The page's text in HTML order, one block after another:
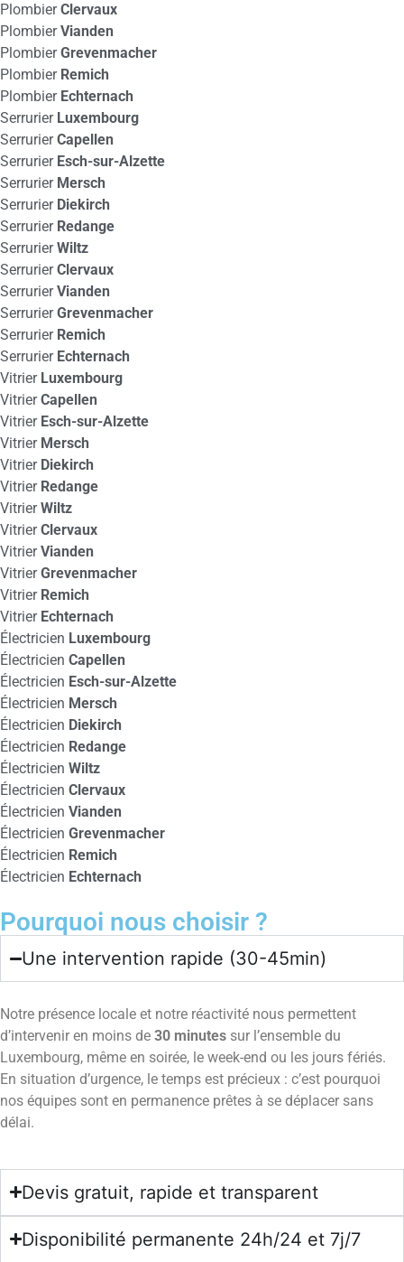
PlombierClervaux
PlombierVianden
PlombierGrevenmacher
Plombier Remich
Plombier Echternach
Serrurier Luxembourg
SerrurierCapellen
Serrurier Esch-sur-Alzette
Serrurier Mersch
Serrurier Diekirch
Serrurier Redange
SerrurierWiltz
SerrurierClervaux
SerrurierVianden
SerrurierGrevenmacher
Serrurier Remich
Serrurier Echternach
Vitrier Luxembourg
VitrierCapellen
Vitrier Esch-sur-Alzette
Vitrier Mersch
Vitrier Diekirch
Vitrier Redange
VitrierWiltz
VitrierClervaux
VitrierVianden
VitrierGrevenmacher
Vitrier Remich
Vitrier Echternach
Électricien Luxembourg
Électricien Capellen
Électricien Esch-sur-Alzette
Électricien Mersch
Électricien Diekirch
Électricien Redange
Électricien Wiltz
Électricien Clervaux
Électricien Vianden
Électricien Grevenmacher
Électricien Remich
Électricien Echternach
Pourquoi nous choisir ?
Une intervention rapide (30-45min)
Notre présence locale et notre réactivité nous permettent
d’intervenir en moins de 30 minutes sur l’ensemble du
Luxembourg, même en soirée, le week-end ou les jours fériés.
En situation d’urgence, le temps est précieux : c’est pourquoi
nos équipes sont en permanence prêtes à se déplacer sans
délai.
Devis gratuit, rapide et transparent
Disponibilité permanente 24h/24 et 7j/7